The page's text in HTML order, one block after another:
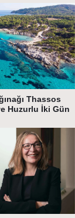
Thassos
Huzurlu İki Gün